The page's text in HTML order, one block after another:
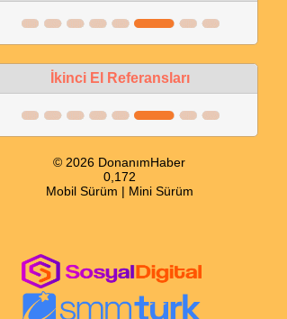
İkinci El Referansları
© 2026 DonanımHaber
0,172
Mobil Sürüm | Mini Sürüm